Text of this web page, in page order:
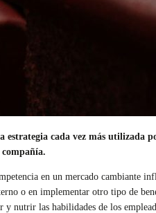
estrategia cada vez más utilizada
en un mercado cambiante
o en implementar otro tipo de
y nutrir las habilidades de los